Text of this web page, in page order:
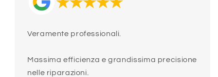
Veramente professionali.
Massima efficienza e grandissima precisione
nelle riparazioni.